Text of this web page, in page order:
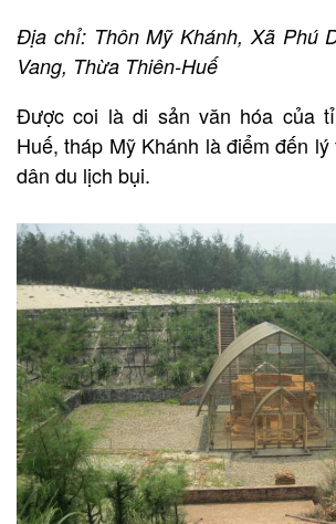
Địa chỉ: Thôn Mỹ Khánh, Xã Phú
Vang, Thừa Thiên-Huế
Được coi là di sản văn hóa của
Huế, tháp Mỹ Khánh là điểm đến
dân du lịch bụi.